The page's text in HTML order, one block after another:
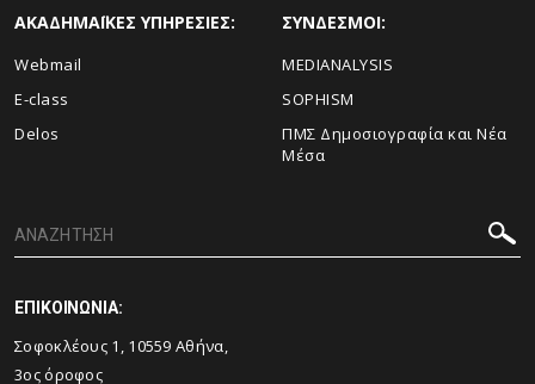
ΑΚΑΔΗΜΑΪΚΕΣ ΥΠΗΡΕΣΙΕΣ:
Webmail
E-class
Delos
ΣΥΝΔΕΣΜΟΙ:
MEDIANALYSIS
SOPHISM
ΠΜΣ Δημοσιογραφία και Νέα
Μέσα
ΕΠΙΚΟΙΝΩΝΙΑ:
Σοφοκλέους 1, 10559 Αθήνα,
3ος όροφος